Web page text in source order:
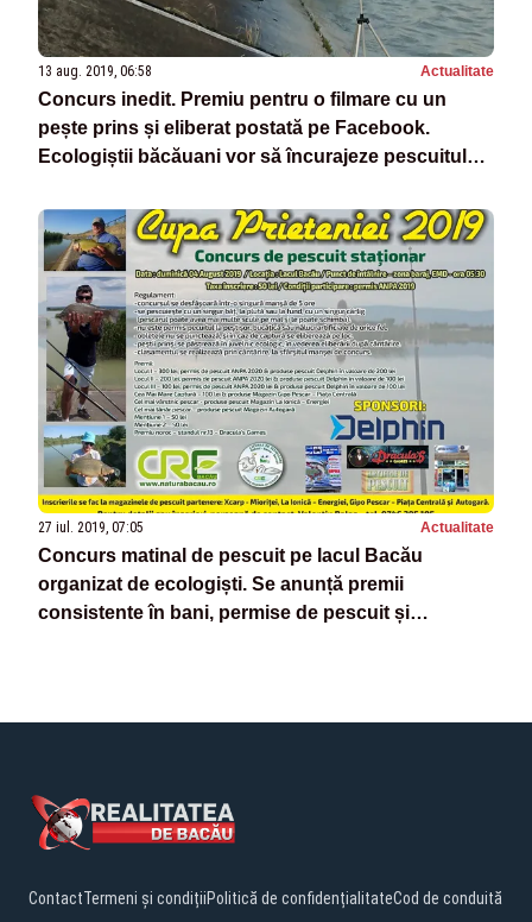
13 aug. 2019, 06:58 Actualitate
Concurs inedit. Premiu pentru o filmare cu un
pește prins și eliberat postată pe Facebook.
Ecologiștii băcăuani vor să încurajeze pescuitul
27 iul. 2019, 07:05 Actualitate
Concurs matinal de pescuit pe lacul Bacău
organizat de ecologiști. Se anunță premii
consistente în bani, permise de pescuit și
ContactTermeni și condițiiPolitică de confidențialitateCod de conduită